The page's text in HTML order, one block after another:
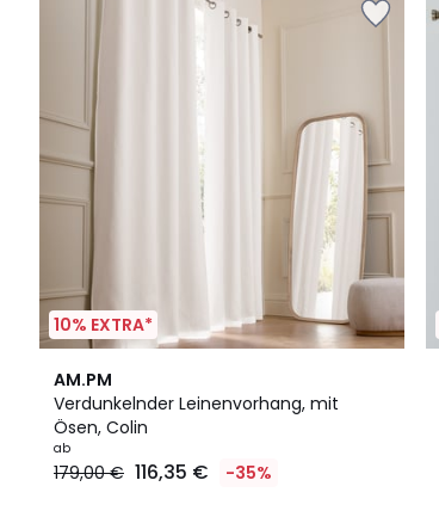
10% EXTRA*
AM.PM
Verdunkelnder Leinenvorhang, mit
Ösen, Colin
ab
179,00 € 116,35 € -35%
3,8
/ 5
4
Farben